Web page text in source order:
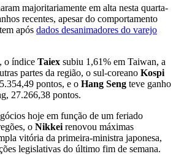
majoritariamente em alta nesta quarta-
recentes, apesar do comportamento
após dados desanimadores do varejo
o índice Taiex subiu 1,61% em Taiwan, a
partes da região, o sul-coreano Kospi
pontos, e o Hang Seng teve ganho
27.266,38 pontos.
hoje em função de um feriado
o Nikkei renovou máximas
vitória da primeira-ministra japonesa,
legislativas do último fim de semana.